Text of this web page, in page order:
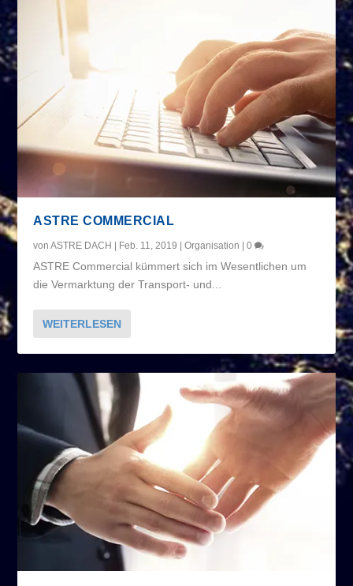
ASTRE COMMERCIAL
vonASTRE DACH | Feb. 11, 2019 |Organisation |0
ASTRE Commercial kümmert sich im Wesentlichen um
die Vermarktung der Transport- und...
WEITERLESEN